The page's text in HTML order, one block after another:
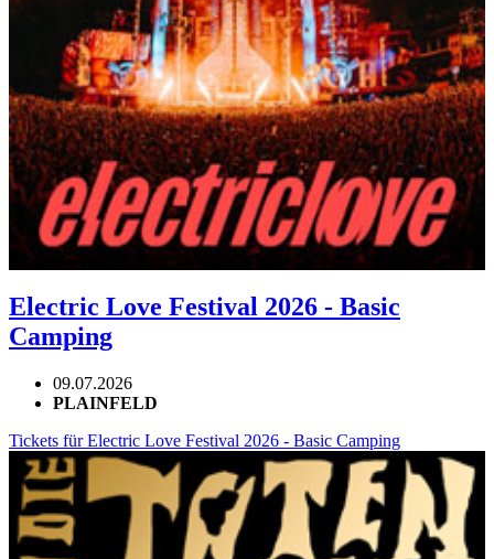
Electric Love Festival 2026 - Basic
Camping
09.07.2026
PLAINFELD
Tickets für Electric Love Festival 2026 - Basic Camping